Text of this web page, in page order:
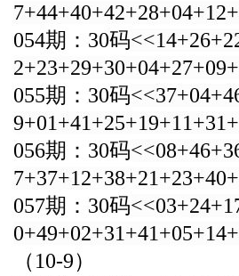
054期：30码
055期：30码
056期：30码
057期：30码
（10-9）